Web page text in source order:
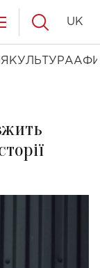
КУЛЬТУРА
UK